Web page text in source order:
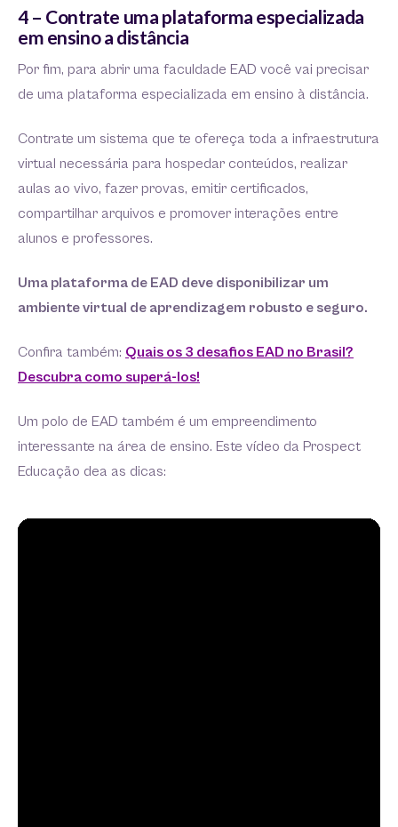
4 – Contrate uma plataforma especializada
em ensino a distância
Por fim, para abrir uma faculdade EAD você vai precisar
de uma plataforma especializada em ensino à distância.
Contrate um sistema que te ofereça toda a infraestrutura
virtual necessária para hospedar conteúdos, realizar
aulas ao vivo, fazer provas, emitir certificados,
compartilhar arquivos e promover interações entre
alunos e professores.
Uma plataforma de EAD deve disponibilizar um
ambiente virtual de aprendizagem robusto e seguro.
Confira também: Quais os 3 desafios EAD no Brasil?
Descubra como superá-los!
Um polo de EAD também é um empreendimento
interessante na área de ensino. Este vídeo da Prospect
Educação dea as dicas: